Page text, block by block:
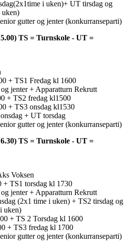
i uken)+ UT tirsdag og
uken)
gutter og jenter (konkurranseparti)
TS = Turnskole - UT =
+ TS1 Fredag kl 1600
jenter + Apparatturn Rekrutt
+ TS2 fredag kl1500
+ TS3 onsdag kl1530
+ UT torsdag
gutter og jenter (konkurranseparti)
TS = Turnskole - UT =
Voksen
+ TS1 torsdag kl 1730
jenter + Apparatturn Rekrutt
(2x1 time i uken) + TS2 tirsdag og
uken)
+ TS 2 Torsdag kl 1600
+ TS3 fredag kl 1700
gutter og jenter (konkurranseparti)